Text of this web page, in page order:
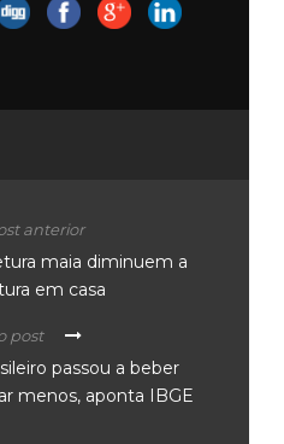
anterior
maia diminuem a
em casa
post
passou a beber
menos, aponta IBGE